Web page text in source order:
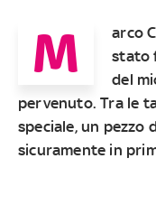
M
arco
stato
del
pervenuto. Tra le
speciale, un pezzo
sicuramente in